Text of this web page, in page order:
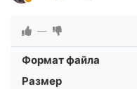
—
Формат файла
Размер